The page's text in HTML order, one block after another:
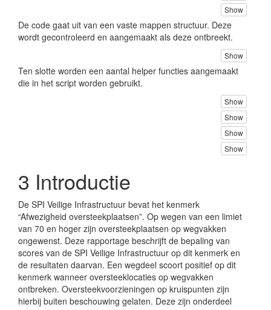
Show
De code gaat uit van een vaste mappen structuur. Deze
wordt gecontroleerd en aangemaakt als deze ontbreekt.
Show
Ten slotte worden een aantal helper functies aangemaakt
die in het script worden gebruikt.
Show
Show
Show
Show
3 Introductie
De SPI Veilige Infrastructuur bevat het kenmerk
“Afwezigheid oversteekplaatsen”. Op wegen van een limiet
van 70 en hoger zijn oversteekplaatsen op wegvakken
ongewenst. Deze rapportage beschrijft de bepaling van
scores van de SPI Veilige Infrastructuur op dit kenmerk en
de resultaten daarvan. Een wegdeel scoort positief op dit
kenmerk wanneer oversteeklocaties op wegvakken
ontbreken. Oversteekvoorzieningen op kruispunten zijn
hierbij buiten beschouwing gelaten. Deze zijn onderdeel